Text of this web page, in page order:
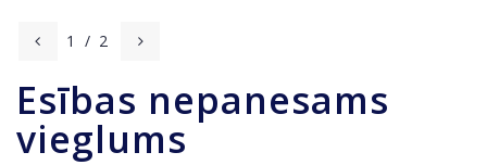
1 / 2
Esības nepanesams
vieglums